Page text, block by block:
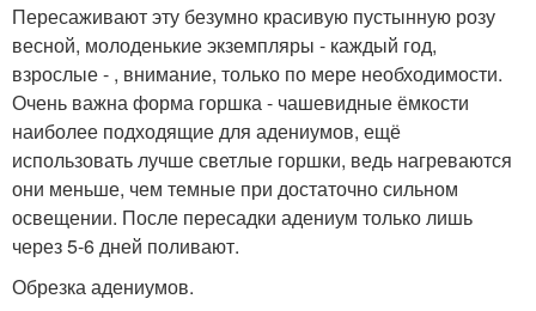
Пересаживают эту безумно красивую пустынную розу
весной, молоденькие экземпляры - каждый год,
взрослые - , внимание, только по мере необходимости.
Очень важна форма горшка - чашевидные ёмкости
наиболее подходящие для адениумов, ещё
использовать лучше светлые горшки, ведь нагреваются
они меньше, чем темные при достаточно сильном
освещении. После пересадки адениум только лишь
через 5-6 дней поливают.
Обрезка адениумов.